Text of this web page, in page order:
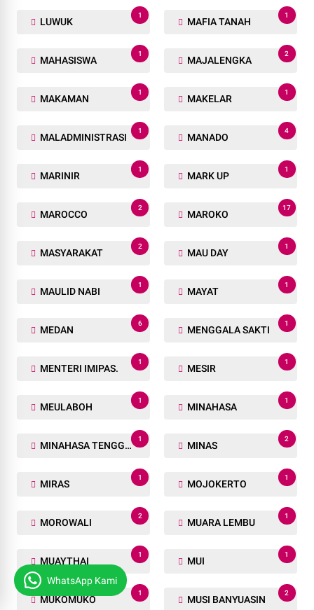
LUWUK
1
MAFIA TANAH
1
MAHASISWA
1
MAJALENGKA
2
MAKAMAN
1
MAKELAR
1
MALADMINISTRASI
1
MANADO
4
MARINIR
1
MARK UP
1
MAROCCO
2
MAROKO
17
MASYARAKAT
2
MAU DAY
1
MAULID NABI
1
MAYAT
1
MEDAN
6
MENGGALA SAKTI
1
MENTERI IMIPAS.
1
MESIR
1
MEULABOH
1
MINAHASA
1
MINAHASA TENGGARA
1
MINAS
2
MIRAS
1
MOJOKERTO
1
MOROWALI
2
MUARA LEMBU
1
MUAYTHAI
1
MUI
1
MUKOMUKO
1
MUSI BANYUASIN
2
WhatsApp Kami